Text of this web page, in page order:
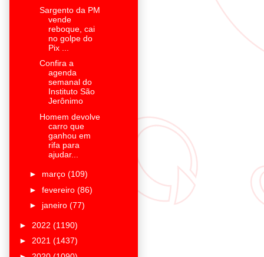
Sargento da PM
vende
reboque, cai
no golpe do
Pix ...
Confira a
agenda
semanal do
Instituto São
Jerônimo
Homem devolve
carro que
ganhou em
rifa para
ajudar...
► março (109)
► fevereiro (86)
► janeiro (77)
► 2022 (1190)
► 2021 (1437)